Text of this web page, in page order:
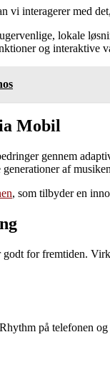
interagerer med
lokale
og interaktive
Mobil
gennem
af
, som tilbyder en
for fremtiden.
på telefonen